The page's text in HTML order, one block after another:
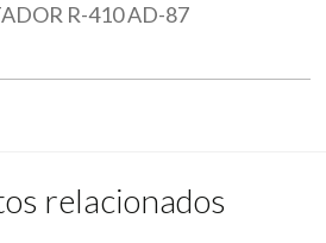
R-410 AD-87
relacionados